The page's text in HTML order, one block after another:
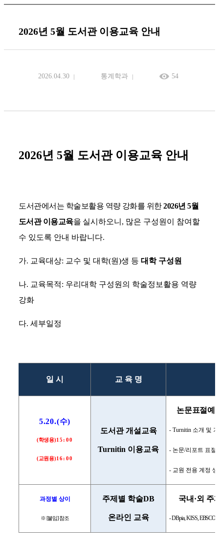
2026년 5월 도서관 이용교육 안내
2026.04.30 통계학과 54
2026년 5월 도서관 이용교육 안내
도서관에서는 학술보활용 역량 강화를 위한2026년5월
도서관 이용교육을 실시하오니 , 많은 구성원이 참여할
수 있도록 안내 바랍니다.
가. 교육대상: 교수 및 대학(원)생 등 대학 구성원
나. 교육목적: 우리대학 구성원의 학술정보활용 역량
강화
다. 세부일정
일 시 교 육 명
5.20.(수)
(학생용)15:00
(교원용)16:00
도서관 개설교육
Turnitin 이용교육
논문표절예
- Turnitin 소개 및
- 논문/리포트 표절
- 교원 전용 계정
과정별 상이
※ [붙임] 참조
주제별 학술DB
온라인 교육
국내 ·외 주
-DBpia, KISS, EBSCO